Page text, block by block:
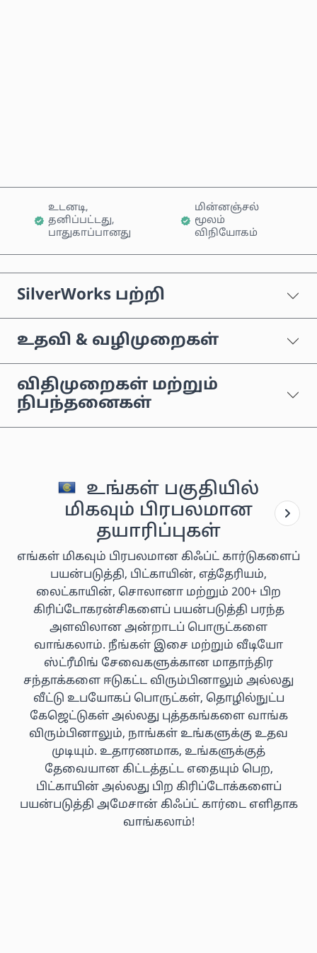
உடனடி,
தனிப்பட்டது,
பாதுகாப்பானது
மின்னஞ்சல்
மூலம்
விநியோகம்
SilverWorks பற்றி
உதவி & வழிமுறைகள்
விதிமுறைகள் மற்றும்
நிபந்தனைகள்
உங்கள் பகுதியில்
மிகவும் பிரபலமான
தயாரிப்புகள்
எங்கள் மிகவும் பிரபலமான கிஃப்ட் கார்டுகளைப்
பயன்படுத்தி, பிட்காயின், எத்தேரியம்,
லைட்காயின், சொலானா மற்றும் 200+ பிற
கிரிப்டோகரன்சிகளைப் பயன்படுத்தி பரந்த
அளவிலான அன்றாடப் பொருட்களை
வாங்கலாம். நீங்கள் இசை மற்றும் வீடியோ
ஸ்ட்ரீமிங் சேவைகளுக்கான மாதாந்திர
சந்தாக்களை ஈடுகட்ட விரும்பினாலும் அல்லது
வீட்டு உபயோகப் பொருட்கள், தொழில்நுட்ப
கேஜெட்டுகள் அல்லது புத்தகங்களை வாங்க
விரும்பினாலும், நாங்கள் உங்களுக்கு உதவ
முடியும். உதாரணமாக, உங்களுக்குத்
தேவையான கிட்டத்தட்ட எதையும் பெற,
பிட்காயின் அல்லது பிற கிரிப்டோக்களைப்
பயன்படுத்தி அமேசான் கிஃப்ட் கார்டை எளிதாக
வாங்கலாம்!